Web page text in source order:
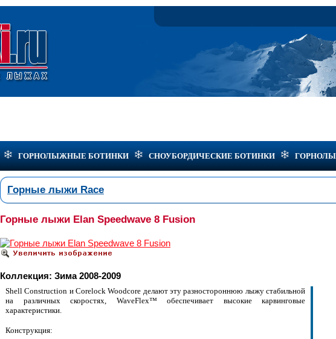
ГОРНОЛЫЖНЫЕ БОТИНКИ СНОУБОРДИЧЕСКИЕ БОТИНКИ
Горные лыжи Race
Горные лыжи Elan Speedwave 8 Fusion
Коллекция: Зима 2008-2009
Shell Construction иCorelock Woodcore делают эту разностороннюю лыжу стабильной
на различных скоростях, WaveFlex™ обеспечивает высокие карвинговые
характеристики.
Конструкция: